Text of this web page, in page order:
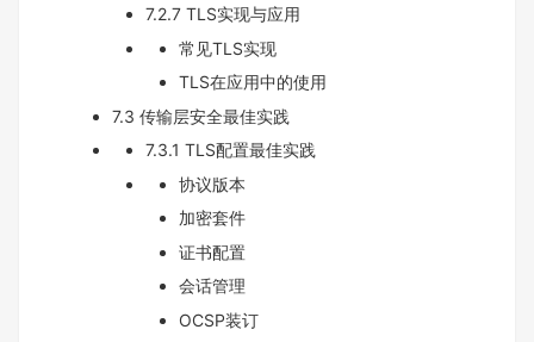
7.2.7 TLS实现与应用
常见TLS实现
TLS在应用中的使用
7.3 传输层安全最佳实践
7.3.1 TLS配置最佳实践
协议版本
加密套件
证书配置
会话管理
OCSP装订